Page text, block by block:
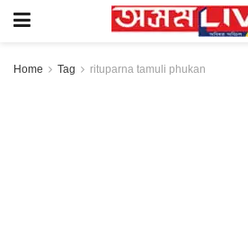
Home Tag rituparna tamuli phukan